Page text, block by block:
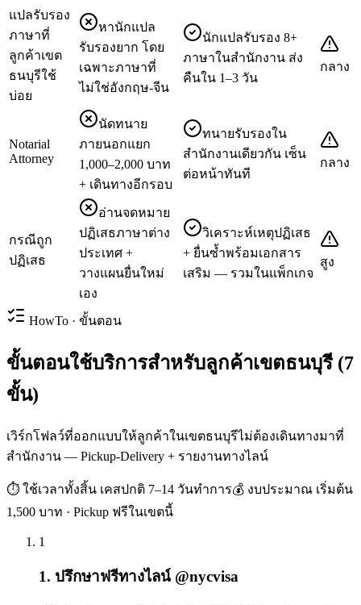
แปลรับรอง
ภาษาที่
ลูกค้าเขต
ธนบุรีใช้
บ่อย
หานักแปล
รับรองยาก โดย
เฉพาะภาษาที่
ไม่ใช่อังกฤษ-จีน
นักแปลรับรอง 8+
ภาษาในสำนักงาน ส่ง
คืนใน 1–3 วัน
กลาง
Notarial
Attorney
นัดทนาย
ภายนอกแยก
1,000–2,000 บาท
+ เดินทางอีกรอบ
ทนายรับรองใน
สำนักงานเดียวกัน เซ็น
ต่อหน้าทันที
กลาง
กรณีถูก
ปฏิเสธ
อ่านจดหมาย
ปฏิเสธภาษาต่าง
ประเทศ +
วางแผนยื่นใหม่
เอง
วิเคราะห์เหตุปฏิเสธ
+ ยื่นซ้ำพร้อมเอกสาร
เสริม — รวมในแพ็กเกจ
สูง
HowTo · ขั้นตอน
ขั้นตอนใช้บริการสำหรับลูกค้าเขตธนบุรี (7
ขั้น)
เวิร์กโฟลว์ที่ออกแบบให้ลูกค้าในเขตธนบุรีไม่ต้องเดินทางมาที่
สำนักงาน — Pickup-Delivery + รายงานทางไลน์
⏱ ใช้เวลาทั้งสิ้น เคสปกติ 7–14 วันทำการ💰 งบประมาณ เริ่มต้น
1,500 บาท · Pickup ฟรีในเขตนี้
1
1. ปรึกษาฟรีทางไลน์ @nycvisa